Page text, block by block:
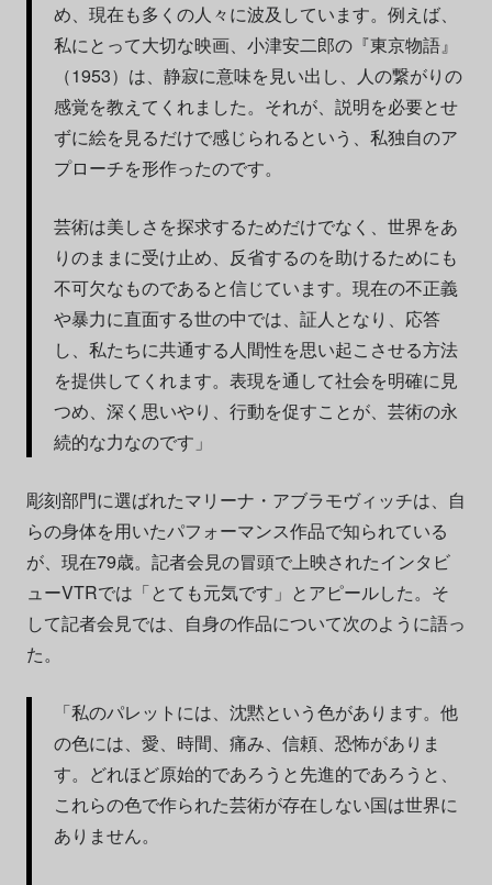
め、現在も多くの人々に波及しています。例えば、
私にとって大切な映画、小津安二郎の『東京物語』
（1953）は、静寂に意味を見い出し、人の繋がりの
感覚を教えてくれました。それが、説明を必要とせ
ずに絵を見るだけで感じられるという、私独自のア
プローチを形作ったのです。
芸術は美しさを探求するためだけでなく、世界をあ
りのままに受け止め、反省するのを助けるためにも
不可欠なものであると信じています。現在の不正義
や暴力に直面する世の中では、証人となり、応答
し、私たちに共通する人間性を思い起こさせる方法
を提供してくれます。表現を通して社会を明確に見
つめ、深く思いやり、行動を促すことが、芸術の永
続的な力なのです」
彫刻部門に選ばれたマリーナ・アブラモヴィッチは、自
らの身体を用いたパフォーマンス作品で知られている
が、現在79歳。記者会見の冒頭で上映されたインタビ
ューVTRでは「とても元気です」とアピールした。そ
して記者会見では、自身の作品について次のように語っ
た。
「私のパレットには、沈黙という色があります。他
の色には、愛、時間、痛み、信頼、恐怖がありま
す。どれほど原始的であろうと先進的であろうと、
これらの色で作られた芸術が存在しない国は世界に
ありません。